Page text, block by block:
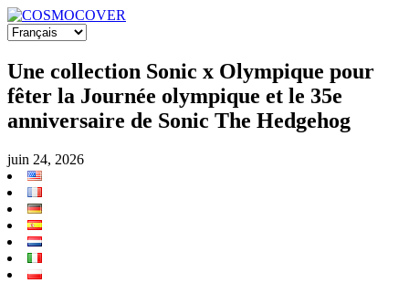
Une collection Sonic x Olympique pour
fêter la Journée olympique et le 35e
anniversaire de Sonic The Hedgehog
juin 24, 2026